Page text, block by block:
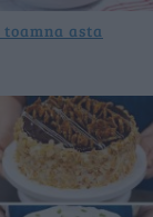
asta